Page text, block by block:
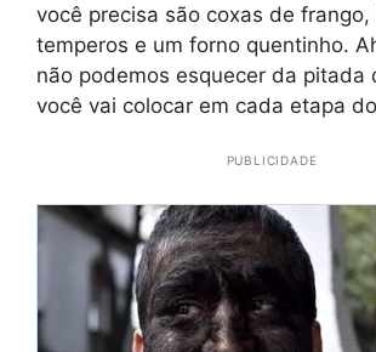
você precisa são coxas de
temperos e um forno quentinho.
não podemos esquecer da pitada
você vai colocar em cada etapa
PUBLICIDADE